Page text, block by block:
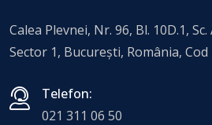
Calea Plevnei, Nr. 96, Bl. 10D.1, Sc.
Sector 1, Bucureşti, România,
Telefon:
021 311 06 50